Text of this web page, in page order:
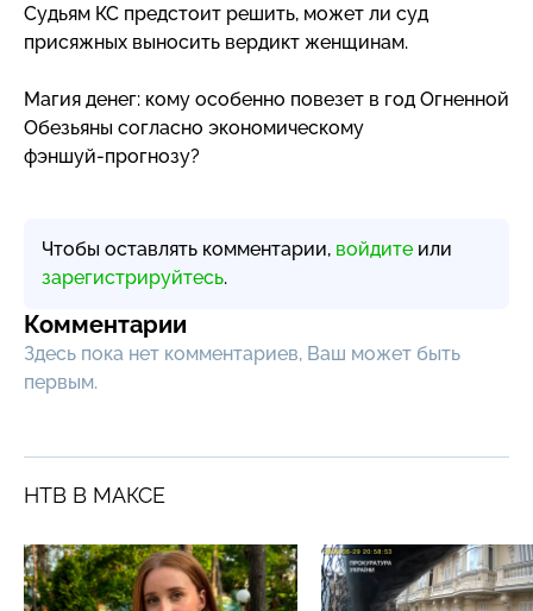
Судьям КС предстоит решить, может ли суд
присяжных выносить вердикт женщинам.
Магия денег: кому особенно повезет в год Огненной
Обезьяны согласно экономическому
фэншуй-прогнозу?
Чтобы оставлять комментарии, войдите или
зарегистрируйтесь.
Комментарии
Здесь пока нет комментариев, Ваш может быть
первым.
НТВ В МАКСЕ